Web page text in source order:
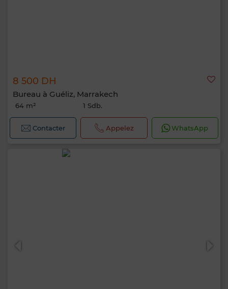
8 500 DH
Bureau à Guéliz, Marrakech
64 m² 1 Sdb.
Contacter Appelez WhatsApp